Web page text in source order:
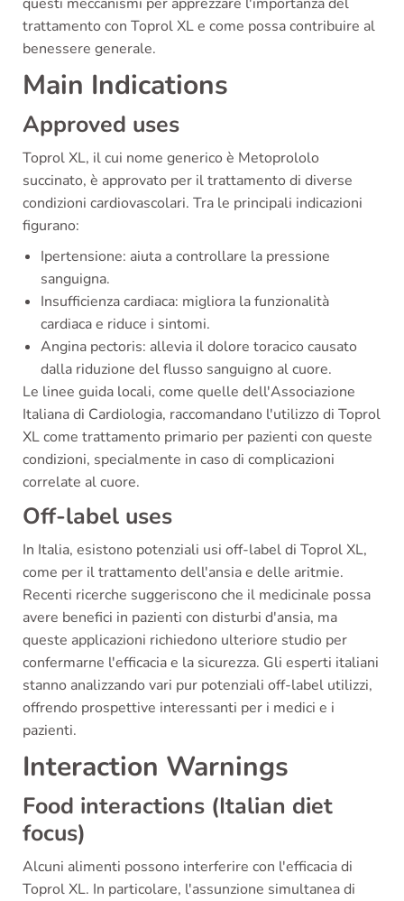
trattamento con Toprol XL e come possa contribuire al
benessere generale.
Main Indications
Approved uses
Toprol XL, il cui nome generico è Metoprololo
succinato, è approvato per il trattamento di diverse
condizioni cardiovascolari. Tra le principali indicazioni
figurano:
Ipertensione: aiuta a controllare la pressione
sanguigna.
Insufficienza cardiaca: migliora la funzionalità
cardiaca e riduce i sintomi.
Angina pectoris: allevia il dolore toracico causato
dalla riduzione del flusso sanguigno al cuore.
Le linee guida locali, come quelle dell'Associazione
Italiana di Cardiologia, raccomandano l'utilizzo di Toprol
XL come trattamento primario per pazienti con queste
condizioni, specialmente in caso di complicazioni
correlate al cuore.
Off-label uses
In Italia, esistono potenziali usi off-label di Toprol XL,
come per il trattamento dell'ansia e delle aritmie.
Recenti ricerche suggeriscono che il medicinale possa
avere benefici in pazienti con disturbi d'ansia, ma
queste applicazioni richiedono ulteriore studio per
confermarne l'efficacia e la sicurezza. Gli esperti italiani
stanno analizzando vari pur potenziali off-label utilizzi,
offrendo prospettive interessanti per i medici e i
pazienti.
Interaction Warnings
Food interactions (Italian diet
focus)
Alcuni alimenti possono interferire con l'efficacia di
Toprol XL. In particolare, l'assunzione simultanea di